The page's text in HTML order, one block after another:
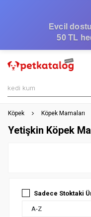
Evcil
50 TL
Köpek Köpek Mamaları
Yetişkin Köpek
Sadece Stoktaki
A-Z